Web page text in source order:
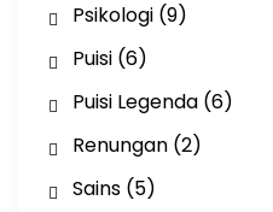
Psikologi(9)
Puisi(6)
Puisi Legenda(6)
Renungan(2)
Sains(5)